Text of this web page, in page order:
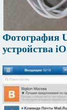
Фотография
устройства